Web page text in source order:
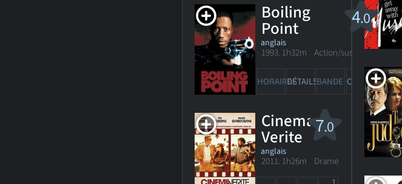
4.0
Boiling
Point
anglais
1993. 1h32m Action/suspense
HORAIRESDÉTAILSBANDE-ANNCRITIQUE
1
7.0
Cinema
Verite
anglais
2011. 1h26m Drame